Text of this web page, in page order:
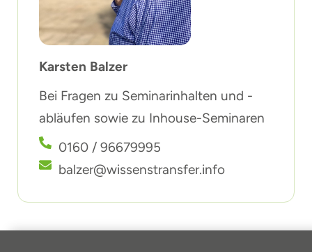
Karsten Balzer
Bei Fragen zu Seminarinhalten und -
abläufen sowie zu Inhouse-Seminaren
0160 / 96679995
balzer@wissenstransfer.info